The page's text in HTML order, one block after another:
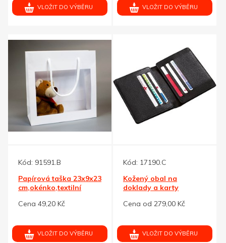
VLOŽIT DO VÝBĚRU VLOŽIT DO VÝBĚRU
Kód: 91591.B
Papírová taška 23x9x23
cm,okénko,textilní
Cena 49,20 Kč
VLOŽIT DO VÝBĚRU
Kód: 17190.C
Kožený obal na
doklady a karty
Cena od 279,00 Kč
VLOŽIT DO VÝBĚRU